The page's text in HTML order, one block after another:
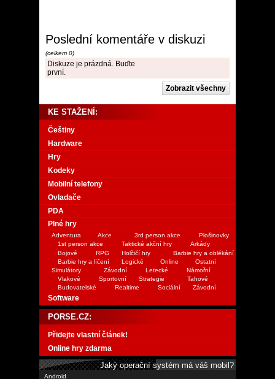
Poslední komentáře v diskuzi
(celkem 0)
Diskuze je prázdná. Buďte
první.
KE STAŽENÍ:
Češtiny
Hardware
Hry
Kodeky
Mobilní telefony
Ovladače
PDA
Plné hry
Adventura Akce 3rd person akce
Plošinovky
1st person akce
Taktické akční hry
Arkády
Bojové
RPG Holčičí hry
Barbie hry a oblékání
Barbie hry a líčení
Logické Online
Ostatní
Simulátory
Závodní Letecké
Námořní
Vlakové
Sportovní Strategie
Tahové
Budovatelské
Realtime Sociální Závodní
Software
PORSE.CZ:
Přidejte vlastní článek!
Online hry zdarma
Jaký operační systém má váš mobil?